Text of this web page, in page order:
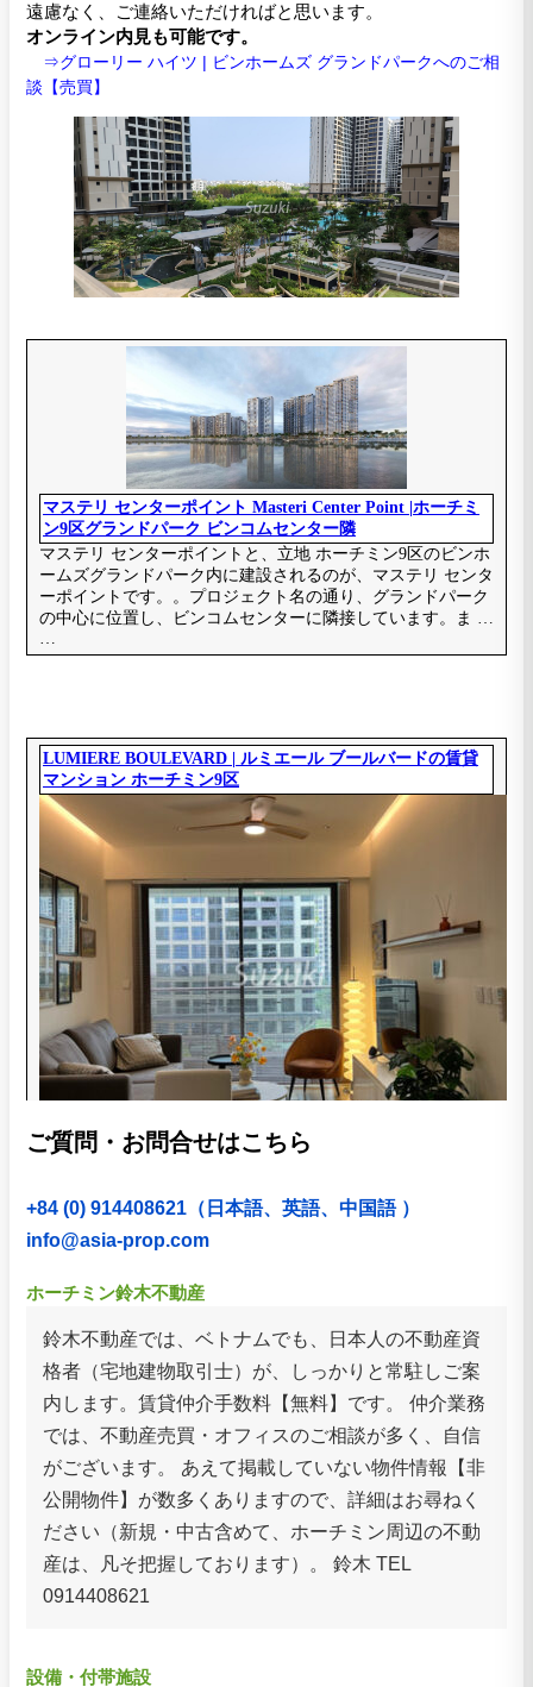
遠慮なく、ご連絡いただければと思います。
オンライン内見も可能です。
⇒グローリー ハイツ | ビンホームズ グランドパークへのご相
談【売買】
ご質問・お問合せはこちら
+84 (0) 914408621（日本語、英語、中国語 ）
info@asia-prop.com
ホーチミン鈴木不動産
鈴木不動産では、ベトナムでも、日本人の不動産資
格者（宅地建物取引士）が、しっかりと常駐しご案
内します。賃貸仲介手数料【無料】です。 仲介業務
では、不動産売買・オフィスのご相談が多く、自信
がございます。 あえて掲載していない物件情報【非
公開物件】が数多くありますので、詳細はお尋ねく
ださい（新規・中古含めて、ホーチミン周辺の不動
産は、凡そ把握しております）。 鈴木 TEL
0914408621
設備・付帯施設